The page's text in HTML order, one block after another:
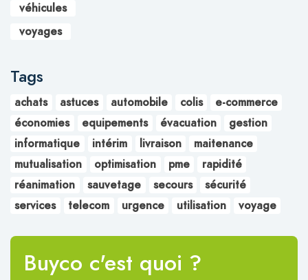
véhicules
voyages
Tags
achats astuces automobile colis
e-commerce
économies
equipements évacuation
gestion
informatique
intérim livraison
maitenance
mutualisation
optimisation pme
rapidité
réanimation
sauvetage secours
sécurité
services
telecom urgence utilisation voyage
Buyco c'est quoi ?